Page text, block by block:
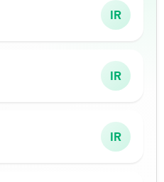
IR
IR
IR